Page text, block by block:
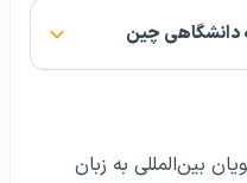
دانشگاهی چین
بین‌المللی به زبان